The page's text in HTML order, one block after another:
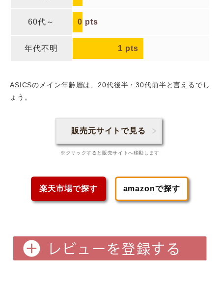
60代～ 0 pts
年代不明 1 pts
ASICSのメイン年齢層は、20代後半・30代前半と言えるでし
ょう。
販売元サイトで見る
※クリックすると販売サイトへ移動します
楽天市場で探す amazonで探す